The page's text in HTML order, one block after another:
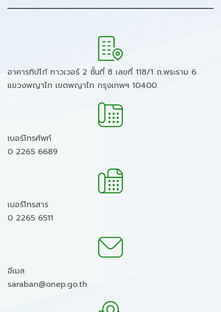
อาคารทิปโก้ ทาวเวอร์ 2 ชั้นที่ 8 เลขที่ 118/1 ถ.พระราม 6
แขวงพญาไท เขตพญาไท กรุงเทพฯ 10400
เบอร์โทรศัพท์
0 2265 6689
เบอร์โทรสาร
0 2265 6511
อีเมล
saraban@onep.go.th